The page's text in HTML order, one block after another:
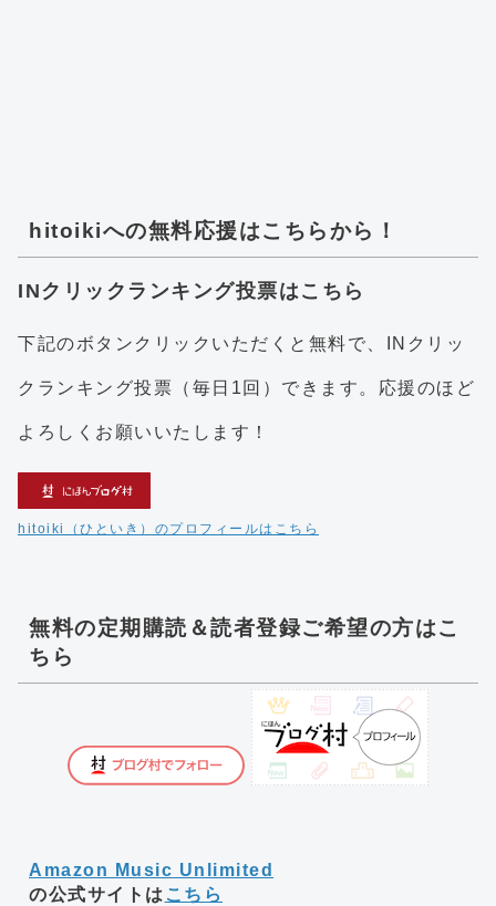
hitoikiへの無料応援はこちらから！
INクリックランキング投票はこちら
下記のボタンクリックいただくと無料で、INクリッ
クランキング投票（毎日1回）できます。応援のほど
よろしくお願いいたします！
hitoiki（ひといき）のプロフィールはこちら
無料の定期購読＆読者登録ご希望の方はこ
ちら
Amazon Music Unlimited
の公式サイトは こちら